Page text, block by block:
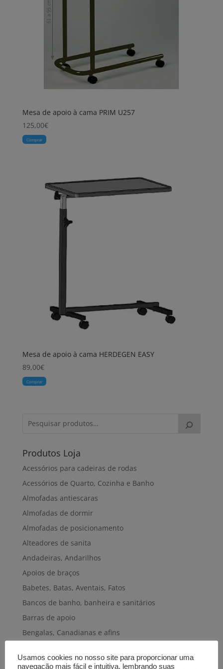
Mesa de apoio à cama PRIM U257
125,00€
Comprar
Mesa de apoio à cama HERDEGEN EASY
89,00€
Comprar
Produtos Loja
Acessórios para cadeiras de rodas
Acessórios de Quarto, Cozinha e Banho
Almofadas antiescaras
Almofadas de dormir
Almofadas de posicionamento
Alteadores de sanita
Andadeiras, Andarilhos
Apoios de braços
Babetes, Batas, Aventais, Fatos
Bancos de banho, banheira e sanitários
Barras de apoio
Bengalas, Canadianas e afins
Cadeiras de rodas elétricas
Usamos cookies no nosso site para proporcionar uma
navegação mais fácil e intuitiva, lembrando suas